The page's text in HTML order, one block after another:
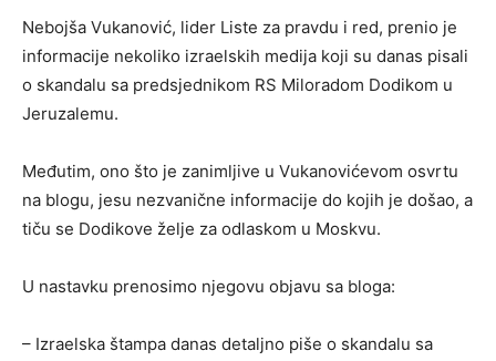
Nebojša Vukanović, lider Liste za pravdu i red, prenio je
informacije nekoliko izraelskih medija koji su danas pisali
o skandalu sa predsjednikom RS Miloradom Dodikom u
Jeruzalemu.
Međutim, ono što je zanimljive u Vukanovićevom osvrtu
na blogu, jesu nezvanične informacije do kojih je došao, a
tiču se Dodikove želje za odlaskom u Moskvu.
U nastavku prenosimo njegovu objavu sa bloga:
– Izraelska štampa danas detaljno piše o skandalu sa